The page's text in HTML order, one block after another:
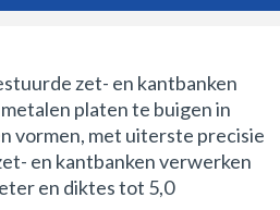
zet- en kantbanken
platen te buigen in
vormen, met uiterste precisie
en kantbanken verwerken
en diktes tot 5,0